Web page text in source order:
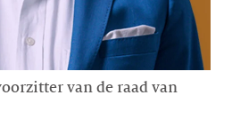
van de raad van